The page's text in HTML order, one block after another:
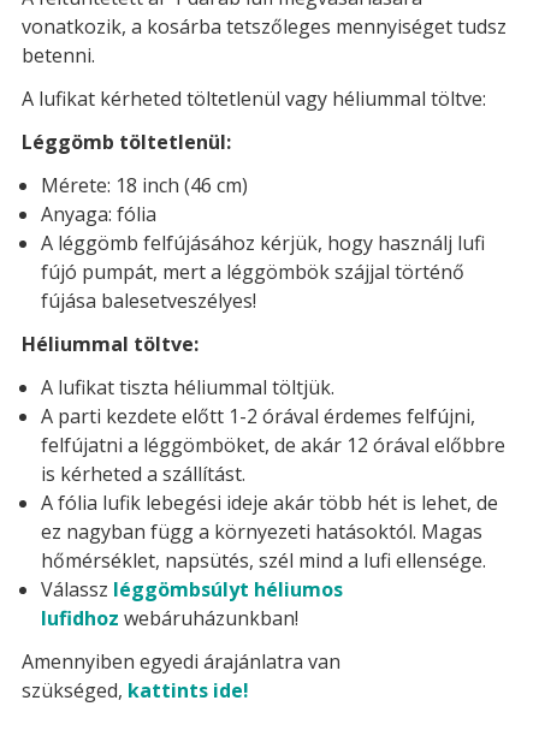
vonatkozik, a kosárba tetszőleges mennyiséget tudsz
betenni.
A lufikat kérheted töltetlenül vagy héliummal töltve:
Léggömb töltetlenül:
Mérete: 18 inch (46 cm)
Anyaga: fólia
A léggömb felfújásához kérjük, hogy használj lufi
fújó pumpát, mert a léggömbök szájjal történő
fújása balesetveszélyes!
Héliummal töltve:
A lufikat tiszta héliummal töltjük.
A parti kezdete előtt 1-2 órával érdemes felfújni,
felfújatni a léggömböket, de akár 12 órával előbbre
is kérheted a szállítást.
A fólia lufik lebegési ideje akár több hét is lehet, de
ez nagyban függ a környezeti hatásoktól. Magas
hőmérséklet, napsütés, szél mind a lufi ellensége.
Válassz léggömbsúlyt héliumos
lufidhoz webáruházunkban!
Amennyiben egyedi árajánlatra van
szükséged, kattints ide!